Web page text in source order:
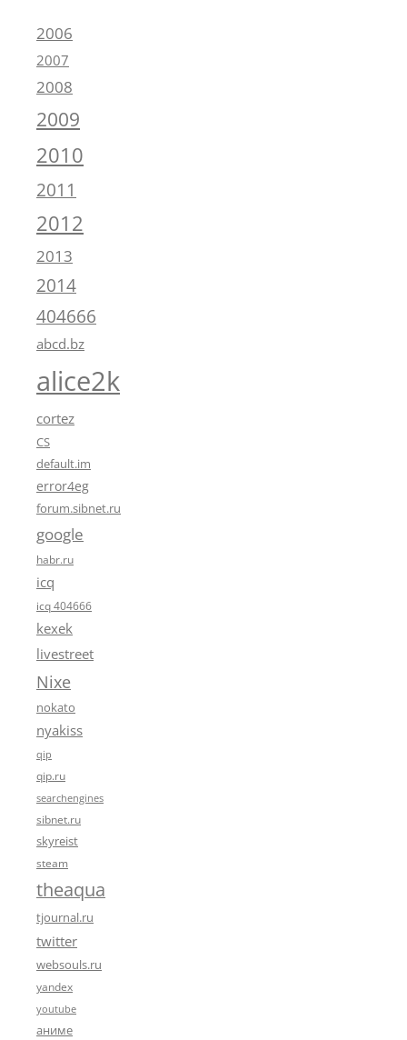
2006
2007
2008
2009
2010
2011
2012
2013
2014
404666
abcd.bz
alice2k
cortez
CS
default.im
error4eg
forum.sibnet.ru
google
habr.ru
icq
icq 404666
kexek
livestreet
Nixe
nokato
nyakiss
qip
qip.ru
searchengines
sibnet.ru
skyreist
steam
theaqua
tjournal.ru
twitter
websouls.ru
yandex
youtube
аниме